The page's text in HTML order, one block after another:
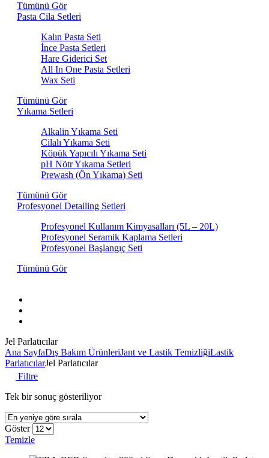
Tümünü Gör
Pasta Cila Setleri
Kalın Pasta Seti
İnce Pasta Setleri
Hare Giderici Set
All In One Pasta Setleri
Wax Seti
Tümünü Gör
Yıkama Setleri
Alkalin Yıkama Seti
Cilalı Yıkama Seti
Köpük Yapıcılı Yıkama Seti
pH Nötr Yıkama Setleri
Prewash (Ön Yıkama) Seti
Tümünü Gör
Profesyonel Detailing Setleri
Profesyonel Kullanım Kimyasalları (5L – 20L)
Profesyonel Seramik Kaplama Setleri
Profesyonel Başlangıç Seti
Tümünü Gör
Jel Parlatıcılar
Ana SayfaDış Bakım ÜrünleriJant ve Lastik TemizliğiLastik
ParlatıcılarJel Parlatıcılar
Filtre
Tek bir sonuç gösteriliyor
Göster
Temizle